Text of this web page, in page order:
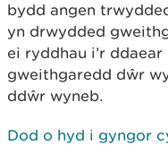
bydd angen
yn drwydded
ei ryddhau i’r ddaear
gweithgaredd dŵr
ddŵr wyneb.
Dod o hyd i gyngor